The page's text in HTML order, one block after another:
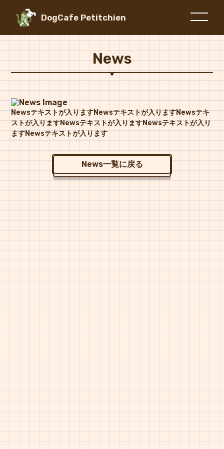
DogCafe Petitchien
News
Newsテキストが入りますNewsテキストが入りますNewsテキ
ストが入りますNewsテキストが入りますNewsテキストが入り
ますNewsテキストが入ります
News一覧に戻る